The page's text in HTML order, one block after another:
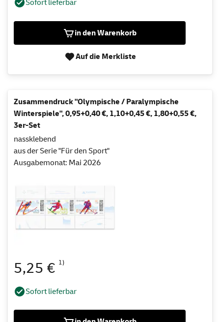
Sofort lieferbar
in den Warenkorb
Auf die Merkliste
Zusammendruck "Olympische / Paralympische
Winterspiele", 0,95+0,40 €, 1,10+0,45 €, 1,80+0,55 €,
3er-Set
nassklebend
aus der Serie "Für den Sport"
Ausgabemonat: Mai 2026
5,25 € 1)
Sofort lieferbar